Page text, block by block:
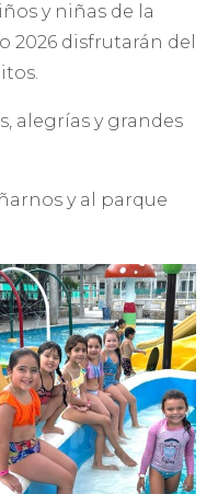
y niñas de la
2026 disfrutarán del
alegrías y grandes
y al parque